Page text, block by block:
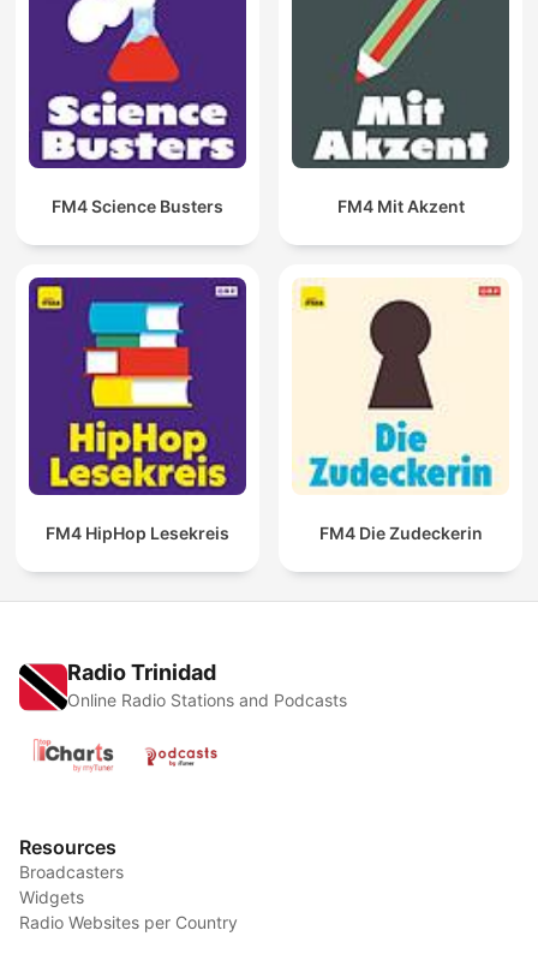
FM4 Science Busters FM4 Mit Akzent
FM4 HipHop Lesekreis FM4 Die Zudeckerin
Radio Trinidad
Online Radio Stations and Podcasts
Resources
Broadcasters
Widgets
Radio Websites per Country